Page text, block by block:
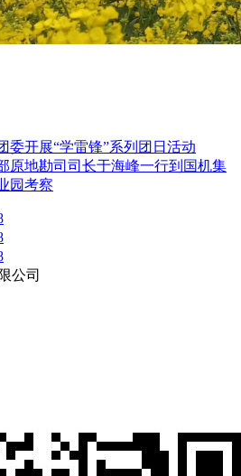
委开展“学雷锋”系列团日活动
原地勘司司长于海峰一行到国机集
园考察
公司